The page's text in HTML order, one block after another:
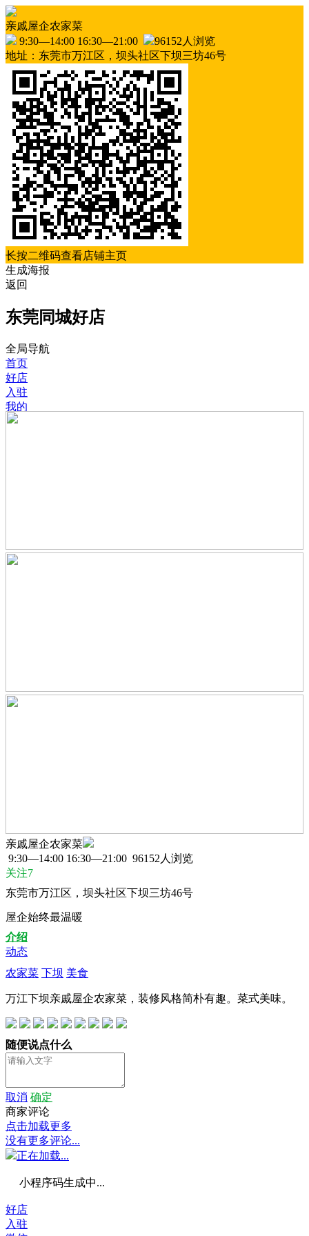
亲戚屋企农家菜
9:30—14:00 16:30—21:00
96152人浏览
地址：东莞市万江区，坝头社区下坝三坊46号
长按二维码查看店铺主页
生成海报
返回
东莞同城好店
全局导航
首页
好店
入驻
我的
亲戚屋企农家菜
9:30—14:00 16:30—21:00 96152人浏览
关注7
东莞市万江区，坝头社区下坝三坊46号
屋企始终最温暖
介绍
动态
农家菜 下坝 美食
万江下坝亲戚屋企农家菜，装修风格简朴有趣。菜式美味。
随便说点什么
取消 确定
商家评论
点击加载更多
没有更多评论...
正在加载...
小程序码生成中...
好店
入驻